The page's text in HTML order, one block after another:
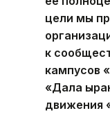
цели мы
к
кампусов
«Дала
движения